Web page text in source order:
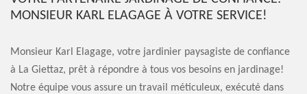
MONSIEUR KARL ELAGAGE À VOTRE SERVICE!
Monsieur Karl Elagage, votre jardinier paysagiste de confiance
à La Giettaz, prêt à répondre à tous vos besoins en jardinage!
Notre équipe vous assure un travail méticuleux, exécuté dans